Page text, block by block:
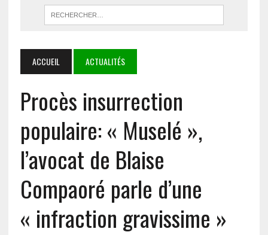
ACCUEIL ACTUALITÉS
Procès insurrection
populaire: « Muselé »,
l’avocat de Blaise
Compaoré parle d’une
« infraction gravissime »